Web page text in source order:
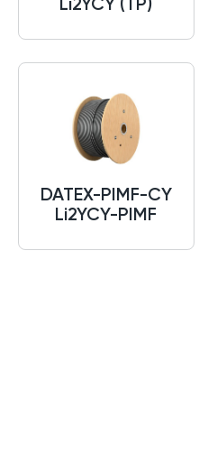
DATEX-PIMF-CY
Li2YCY-PIMF